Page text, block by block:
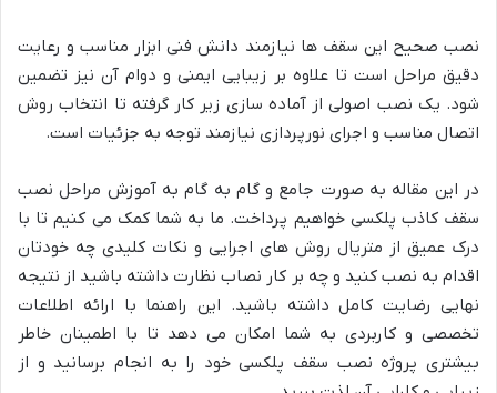
نصب صحیح این سقف ها نیازمند دانش فنی ابزار مناسب و رعایت
دقیق مراحل است تا علاوه بر زیبایی ایمنی و دوام آن نیز تضمین
شود. یک نصب اصولی از آماده سازی زیر کار گرفته تا انتخاب روش
اتصال مناسب و اجرای نورپردازی نیازمند توجه به جزئیات است.
در این مقاله به صورت جامع و گام به گام به آموزش مراحل نصب
سقف کاذب پلکسی خواهیم پرداخت. ما به شما کمک می کنیم تا با
درک عمیق از متریال روش های اجرایی و نکات کلیدی چه خودتان
اقدام به نصب کنید و چه بر کار نصاب نظارت داشته باشید از نتیجه
نهایی رضایت کامل داشته باشید. این راهنما با ارائه اطلاعات
تخصصی و کاربردی به شما امکان می دهد تا با اطمینان خاطر
بیشتری پروژه نصب سقف پلکسی خود را به انجام برسانید و از